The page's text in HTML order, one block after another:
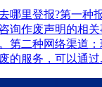
哪里登报?第一种
询作废声明的相
第二种网络渠道
的服务，可以通过